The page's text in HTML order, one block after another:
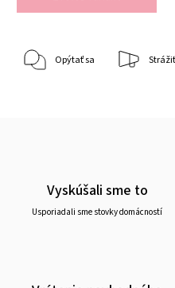
Opýtať sa Strážiť
Vyskúšali sme to
Usporiadali sme stovky domácností